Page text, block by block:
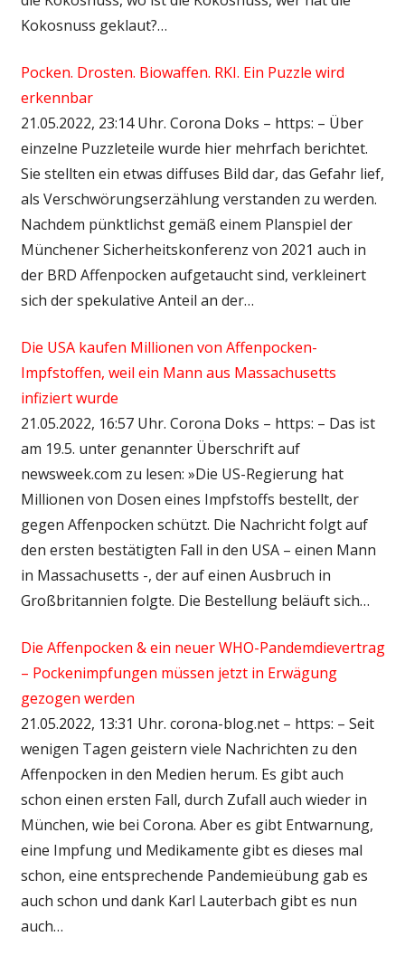
Kokosnuss geklaut?…
Pocken. Drosten. Biowaffen. RKI. Ein Puzzle wird
erkennbar
21.05.2022, 23:14 Uhr. Corona Doks – https: – Über
einzelne Puzzleteile wurde hier mehrfach berichtet.
Sie stellten ein etwas diffuses Bild dar, das Gefahr lief,
als Verschwörungserzählung verstanden zu werden.
Nachdem pünktlichst gemäß einem Planspiel der
Münchener Sicherheitskonferenz von 2021 auch in
der BRD Affenpocken aufgetaucht sind, verkleinert
sich der spekulative Anteil an der…
Die USA kaufen Millionen von Affenpocken-
Impfstoffen, weil ein Mann aus Massachusetts
infiziert wurde
21.05.2022, 16:57 Uhr. Corona Doks – https: – Das ist
am 19.5. unter genannter Überschrift auf
newsweek.com zu lesen: »Die US-Regierung hat
Millionen von Dosen eines Impfstoffs bestellt, der
gegen Affenpocken schützt. Die Nachricht folgt auf
den ersten bestätigten Fall in den USA – einen Mann
in Massachusetts -, der auf einen Ausbruch in
Großbritannien folgte. Die Bestellung beläuft sich…
Die Affenpocken & ein neuer WHO-Pandemdievertrag
– Pockenimpfungen müssen jetzt in Erwägung
gezogen werden
21.05.2022, 13:31 Uhr. corona-blog.net – https: – Seit
wenigen Tagen geistern viele Nachrichten zu den
Affenpocken in den Medien herum. Es gibt auch
schon einen ersten Fall, durch Zufall auch wieder in
München, wie bei Corona. Aber es gibt Entwarnung,
eine Impfung und Medikamente gibt es dieses mal
schon, eine entsprechende Pandemieübung gab es
auch schon und dank Karl Lauterbach gibt es nun
auch…